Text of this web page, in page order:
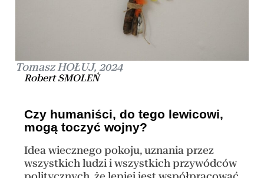
Tomasz HOŁUJ, 2024
Robert SMOLEŃ
Czy humaniści, do tego lewicowi,
mogą toczyć wojny?
Idea wiecznego pokoju, uznania przez
wszystkich ludzi i wszystkich przywódców